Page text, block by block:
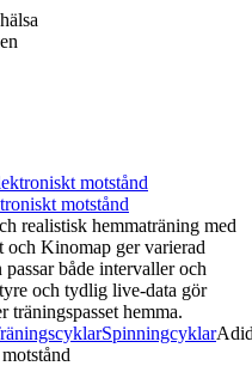
motstånd
realistisk hemmaträning med
Kinomap ger varierad
både intervaller och
och tydlig live-data gör
träningspasset hemma.
Spinningcyklar